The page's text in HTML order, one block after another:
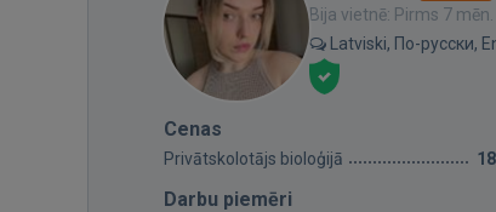
Bija vietnē: Pirms 7 mēn.
Latviski, По-русски,
Cenas
Privātskolotājs bioloģijā
Darbu piemēri